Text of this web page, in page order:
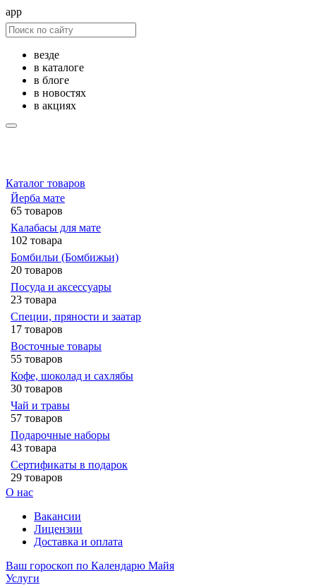
app
везде
в каталоге
в блоге
в новостях
в акциях
Каталог товаров
Йерба мате
65 товаров
Калабасы для мате
102 товара
Бомбильи (Бомбижьи)
20 товаров
Посуда и аксессуары
23 товара
Специи, пряности и заатар
17 товаров
Восточные товары
55 товаров
Кофе, шоколад и сахлябы
30 товаров
Чай и травы
57 товаров
Подарочные наборы
43 товара
Сертификаты в подарок
29 товаров
О нас
Вакансии
Лицензии
Доставка и оплата
Ваш гороскоп по Календарю Майя
Услуги